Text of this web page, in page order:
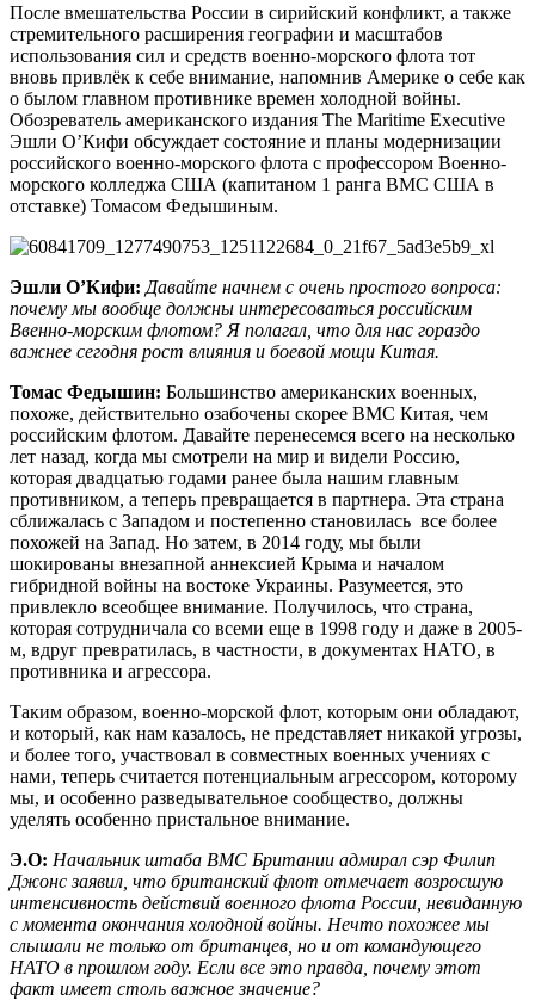
После вмешательства России в сирийский конфликт, а также
стремительного расширения географии и масштабов
использования сил и средств военно-морского флота тот
вновь привлёк к себе внимание, напомнив Америке о себе как
о былом главном противнике времен холодной войны.
Обозреватель американского издания The Maritime Executive
Эшли О’Кифи обсуждает состояние и планы модернизации
российского военно-морского флота с профессором Военно-
морского колледжа США (капитаном 1 ранга ВМС США в
отставке) Томасом Федышиным.
Эшли О’Кифи: Давайте начнем с очень простого вопроса:
почему мы вообще должны интересоваться российским
Ввенно-морским флотом? Я полагал, что для нас гораздо
важнее сегодня рост влияния и боевой мощи Китая.
Томас Федышин: Большинство американских военных,
похоже, действительно озабочены скорее ВМС Китая, чем
российским флотом. Давайте перенесемся всего на несколько
лет назад, когда мы смотрели на мир и видели Россию,
которая двадцатью годами ранее была нашим главным
противником, а теперь превращается в партнера. Эта страна
сближалась с Западом и постепенно становилась все более
похожей на Запад. Но затем, в 2014 году, мы были
шокированы внезапной аннексией Крыма и началом
гибридной войны на востоке Украины. Разумеется, это
привлекло всеобщее внимание. Получилось, что страна,
которая сотрудничала со всеми еще в 1998 году и даже в 2005-
м, вдруг превратилась, в частности, в документах НАТО, в
противника и агрессора.
Таким образом, военно-морской флот, которым они обладают,
и который, как нам казалось, не представляет никакой угрозы,
и более того, участвовал в совместных военных учениях с
нами, теперь считается потенциальным агрессором, которому
мы, и особенно разведывательное сообщество, должны
уделять особенно пристальное внимание.
Э.О: Начальник штаба ВМС Британии адмирал сэр Филип
Джонс заявил, что британский флот отмечает возросшую
интенсивность действий военного флота России, невиданную
с момента окончания холодной войны. Нечто похожее мы
слышали не только от британцев, но и от командующего
НАТО в прошлом году. Если все это правда, почему этот
факт имеет столь важное значение?